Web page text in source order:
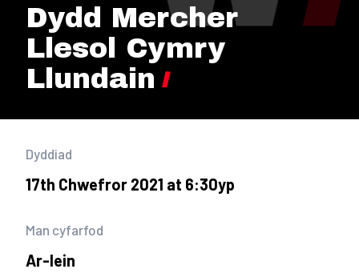
Dydd Mercher
Llesol Cymry
Llundain
Dyddiad
17th Chwefror 2021 at 6:30yp
Man cyfarfod
Ar-lein